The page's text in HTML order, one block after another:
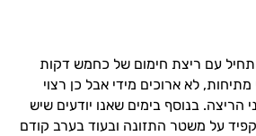
עם ריצת חימום של כחמש דקות
מתיחות, לא ארוכים מידי אבל כן רצוי
הריצה. בנוסף בימים שאנו יודעים שיש
על משטר התזונה ובעוד בערב קודם